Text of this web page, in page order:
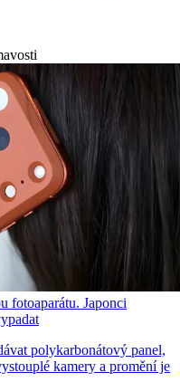
fotoaparátu. Japonci
polykarbonátový panel,
kamery a promění je